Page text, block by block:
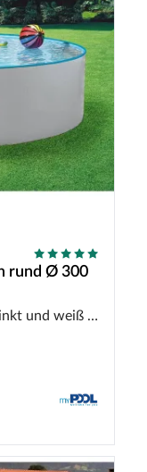
rund Ø 300
weiß lackiert